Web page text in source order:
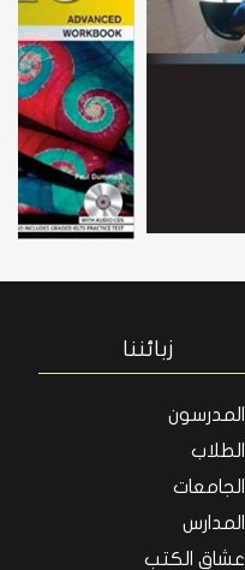
زبائننا
المدرسون
الطلاب
الجامعات
المدارس
عشاق الكتب